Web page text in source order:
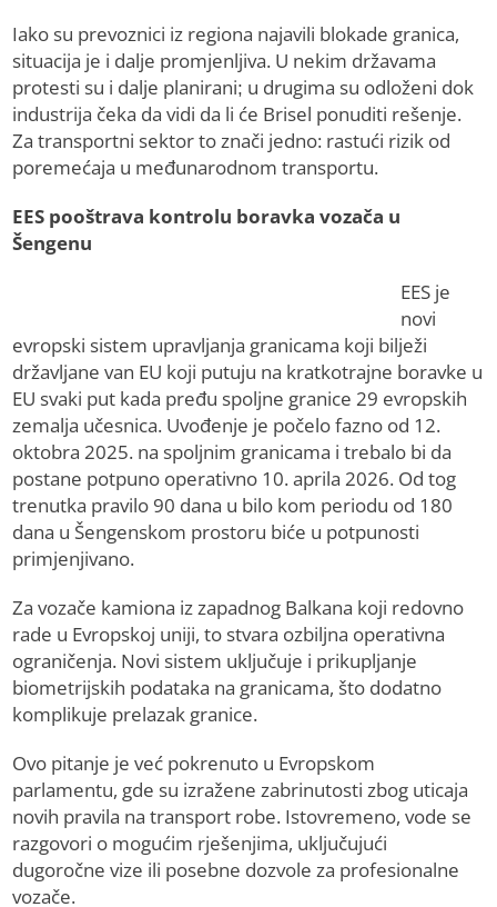
Iako su prevoznici iz regiona najavili blokade granica,
situacija je i dalje promjenljiva. U nekim državama
protesti su i dalje planirani; u drugima su odloženi dok
industrija čeka da vidi da li će Brisel ponuditi rešenje.
Za transportni sektor to znači jedno: rastući rizik od
poremećaja u međunarodnom transportu.
EES pooštrava kontrolu boravka vozača u
Šengenu
EES je
novi
evropski sistem upravljanja granicama koji bilježi
državljane van EU koji putuju na kratkotrajne boravke u
EU svaki put kada pređu spoljne granice 29 evropskih
zemalja učesnica. Uvođenje je počelo fazno od 12.
oktobra 2025. na spoljnim granicama i trebalo bi da
postane potpuno operativno 10. aprila 2026. Od tog
trenutka pravilo 90 dana u bilo kom periodu od 180
dana u Šengenskom prostoru biće u potpunosti
primjenjivano.
Za vozače kamiona iz zapadnog Balkana koji redovno
rade u Evropskoj uniji, to stvara ozbiljna operativna
ograničenja. Novi sistem uključuje i prikupljanje
biometrijskih podataka na granicama, što dodatno
komplikuje prelazak granice.
Ovo pitanje je već pokrenuto u Evropskom
parlamentu, gde su izražene zabrinutosti zbog uticaja
novih pravila na transport robe. Istovremeno, vode se
razgovori o mogućim rješenjima, uključujući
dugoročne vize ili posebne dozvole za profesionalne
vozače.